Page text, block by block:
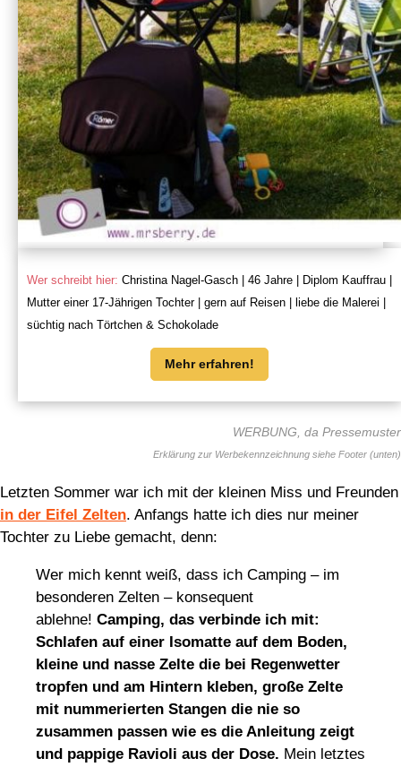
Wer schreibt hier: Christina Nagel-Gasch | 46 Jahre | Diplom Kauffrau |
Mutter einer 17-Jährigen Tochter | gern auf Reisen | liebe die Malerei |
süchtig nach Törtchen & Schokolade
Mehr erfahren!
WERBUNG, da Pressemuster
Letzten Sommer war ich mit der kleinen Miss und Freunden
in der Eifel Zelten. Anfangs hatte ich dies nur meiner
Tochter zu Liebe gemacht, denn:
Wer mich kennt weiß, dass ich Camping – im
besonderen Zelten – konsequent
ablehne! Camping, das verbinde ich mit:
Schlafen auf einer Isomatte auf dem Boden,
kleine und nasse Zelte die bei Regenwetter
tropfen und am Hintern kleben, große Zelte
mit nummerierten Stangen die nie so
zusammen passen wie es die Anleitung zeigt
und pappige Ravioli aus der Dose. Mein letztes